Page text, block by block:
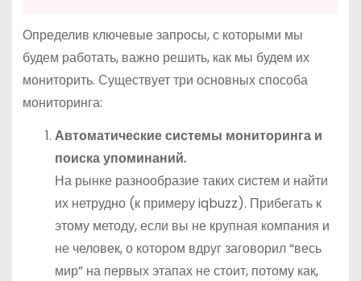
Определив ключевые запросы, с которыми мы
будем работать, важно решить, как мы будем их
мониторить. Существует три основных способа
мониторинга:
Автоматические системы мониторинга и
поиска упоминаний.
На рынке разнообразие таких систем и найти
их нетрудно (к примеру iqbuzz). Прибегать к
этому методу, если вы не крупная компания и
не человек, о котором вдруг заговорил “весь
мир” на первых этапах не стоит, потому как,